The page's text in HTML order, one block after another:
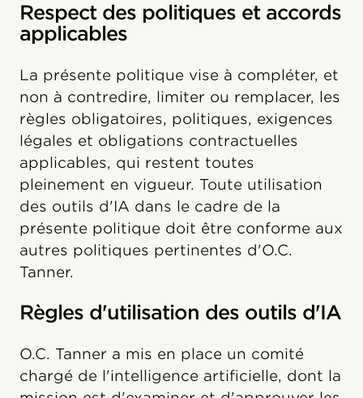
Respect des politiques et accords
applicables
La présente politique vise à compléter, et
non à contredire, limiter ou remplacer, les
règles obligatoires, politiques, exigences
légales et obligations contractuelles
applicables, qui restent toutes
pleinement en vigueur. Toute utilisation
des outils d'IA dans le cadre de la
présente politique doit être conforme aux
autres politiques pertinentes d'O.C.
Tanner.
Règles d'utilisation des outils d'IA
O.C. Tanner a mis en place un comité
chargé de l'intelligence artificielle, dont la